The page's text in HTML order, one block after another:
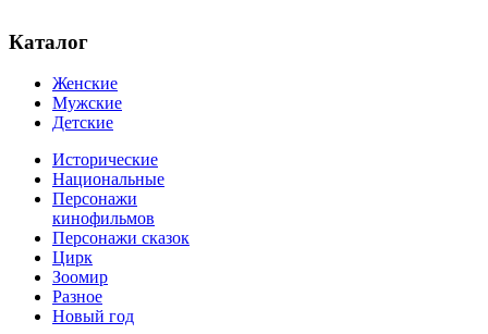
Каталог
Женские
Мужские
Детские
Исторические
Национальные
Персонажи
кинофильмов
Персонажи сказок
Цирк
Зоомир
Разное
Новый год